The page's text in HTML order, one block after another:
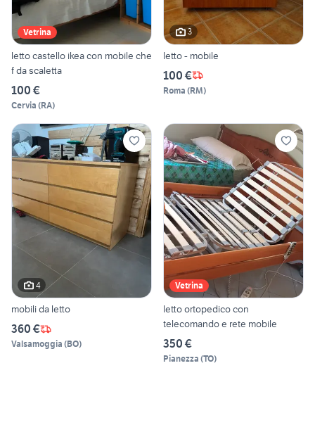
Vetrina
letto castello ikea con mobile che
f da scaletta
100 €
Cervia (RA)
3
letto - mobile
100 €
Roma (RM)
4
mobili da letto
360 €
Valsamoggia (BO)
Vetrina
letto ortopedico con
telecomando e rete mobile
350 €
Pianezza (TO)